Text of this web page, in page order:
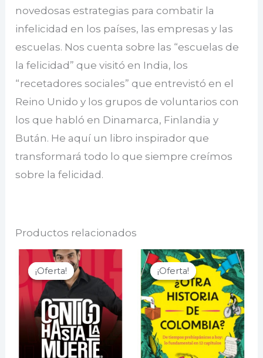
novedosas estrategias para combatir la
infelicidad en los países, las empresas y las
escuelas. Nos cuenta sobre las “escuelas de
la felicidad” que visitó en India, los
“recetadores sociales” que entrevistó en el
Reino Unido y los grupos de voluntarios con
los que habló en Dinamarca, Finlandia y
Bután. He aquí un libro inspirador que
transformará todo lo que siempre creímos
sobre la felicidad.
Productos relacionados
¡Oferta!
¡Oferta! ¡Oferta!
¡Oferta!